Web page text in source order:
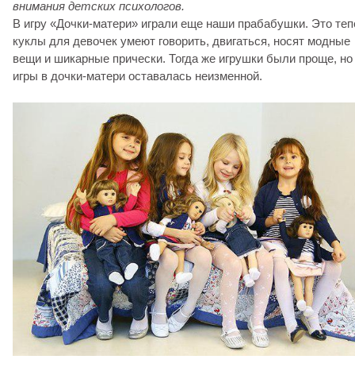
внимания детских психологов.
В игру «Дочки-матери» играли еще наши прабабушки. Это
куклы для девочек умеют говорить, двигаться, носят модные
вещи и шикарные прически. Тогда же игрушки были проще, но
игры в дочки-матери оставалась неизменной.